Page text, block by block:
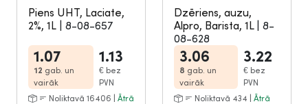
Piens UHT, Laciate,
2%, 1L
8-08-657
1.07
12 gab. un
vairāk
1.13
€ bez
PVN
Noliktavā 16406 | Ātrā
Dzēriens, auzu,
Alpro, Barista, 1L 8-
08-628
3.06
8 gab. un
vairāk
3.22
€ bez
PVN
Noliktavā 434 | Ātrā